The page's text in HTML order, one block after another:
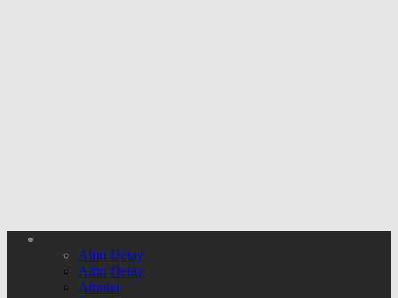
Altın Detay
Altın Detay
Altınlar